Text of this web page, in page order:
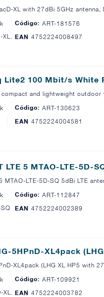
XL with 27dBi 5GHz
Código: ART-181576
RBLHGG-5acD-XL4packEAN 4752224008497
Lite2 100 Mbit/s White
compact and lightweight
Código: ART-130623
EAN 4752224004581
LTE 5 MTAO-LTE-5D-
MTAO-LTE-5D-SQ 5dBi LTE
Código: ART-112847
EAN 4752224002389
5HPnD-XL4pack
XL4pack (LHG XL HP5 with
Código: ART-109921
RBLHG-5HPnD-XL4packEAN 4752224003782